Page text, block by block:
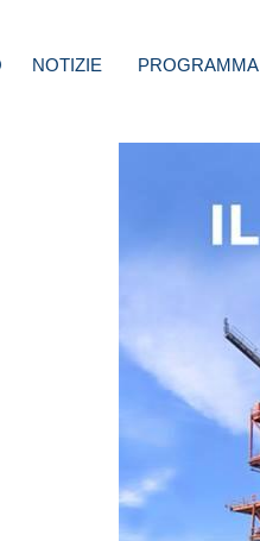
NOTIZIE PROGRAMMA